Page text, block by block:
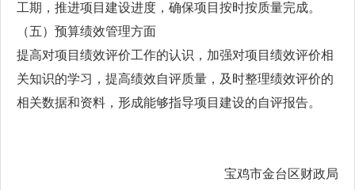
工期，推进项目建设进度，确保项目按时按质量完成。
（五）预算绩效管理方面
提高对项目绩效评价工作的认识，加强对项目绩效评价相
关知识的学习，提高绩效自评质量，及时整理绩效评价的
相关数据和资料，形成能够指导项目建设的自评报告。
宝鸡市金台区财政局